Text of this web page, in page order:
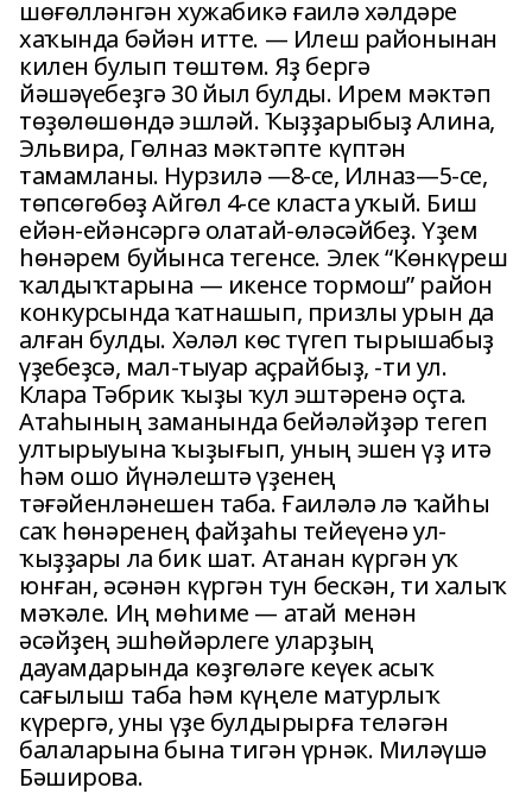
шөғөлләнгән хужабикә ғаилә хәлдәре
хаҡында бәйән итте. — Илеш районынан
килен булып төштөм. Яҙ бергә
йәшәүебеҙгә 30 йыл булды. Ирем мәктәп
төҙөлөшөндә эшләй. Ҡыҙҙарыбыҙ Алина,
Эльвира, Гөлназ мәктәпте күптән
тамамланы. Нурзилә —8-се, Илназ—5-се,
төпсөгөбөҙ Айгөл 4-се класта уҡый. Биш
ейән-ейәнсәргә олатай-өләсәйбеҙ. Үҙем
һөнәрем буйынса тегенсе. Элек “Көнкүреш
ҡалдыҡтарына — икенсе тормош” район
конкурсында ҡатнашып, призлы урын да
алған булды. Хәләл көс түгеп тырышабыҙ
үҙебеҙсә, мал-тыуар аҫрайбыҙ, -ти ул.
Клара Тәбрик ҡыҙы ҡул эштәренә оҫта.
Атаһының заманында бейәләйҙәр тегеп
ултырыуына ҡыҙығып, уның эшен үҙ итә
һәм ошо йүнәлештә үҙенең
тәғәйенләнешен таба. Ғаиләлә лә ҡайһы
саҡ һөнәренең файҙаһы тейеүенә ул-
ҡыҙҙары ла бик шат. Атанан күргән уҡ
юнған, әсәнән күргән тун бескән, ти халыҡ
мәҡәле. Иң мөһиме — атай менән
әсәйҙең эшһөйәрлеге уларҙың
дауамдарында көҙгөләге кеүек асыҡ
сағылыш таба һәм күңеле матурлыҡ
күрергә, уны үҙе булдырырға теләгән
балаларына бына тигән үрнәк. Миләүшә
Бәширова.